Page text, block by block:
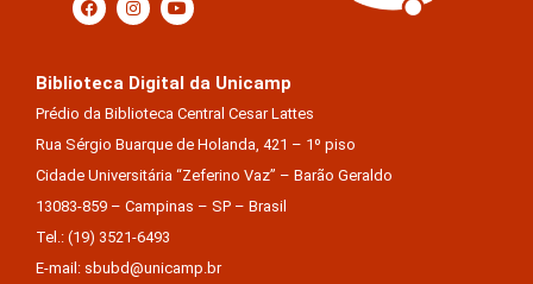
Biblioteca Digital da Unicamp
Prédio da Biblioteca Central Cesar Lattes
Rua Sérgio Buarque de Holanda, 421 – 1º piso
Cidade Universitária “Zeferino Vaz” – Barão Geraldo
13083-859 – Campinas – SP – Brasil
Tel.: (19) 3521-6493
E-mail: sbubd@unicamp.br